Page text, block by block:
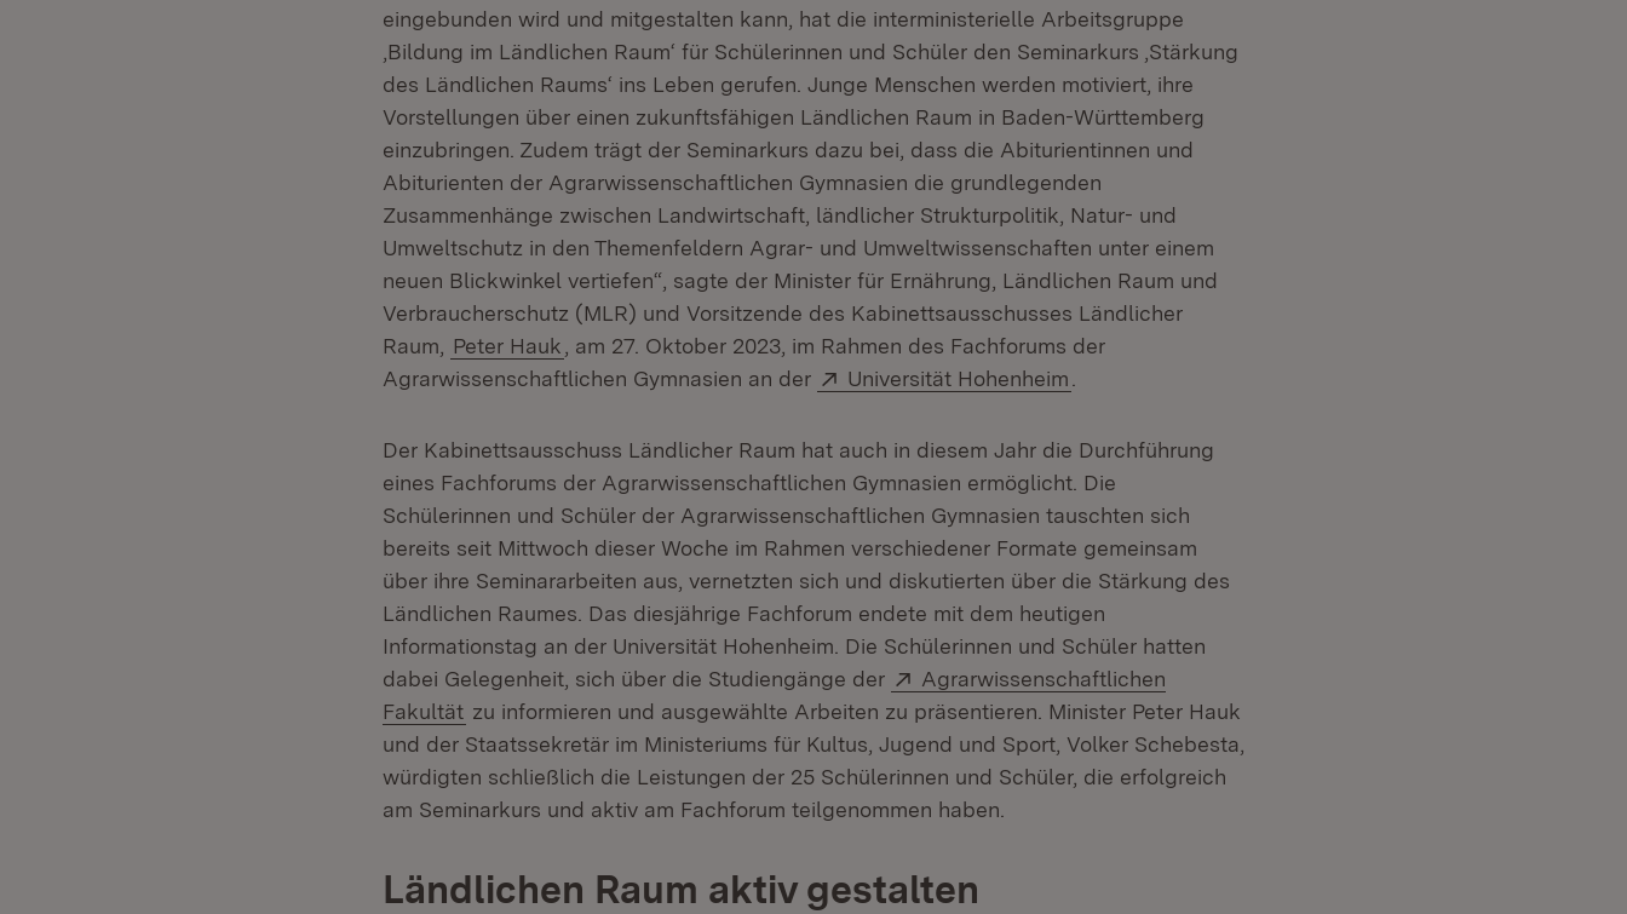
eingebunden wird und mitgestalten kann, hat die interministerielle Arbeitsgruppe
‚Bildung im Ländlichen Raum‘ für Schülerinnen und Schüler den Seminarkurs ‚Stärkung
des Ländlichen Raums‘ ins Leben gerufen. Junge Menschen werden motiviert, ihre
Vorstellungen über einen zukunftsfähigen Ländlichen Raum in Baden-Württemberg
einzubringen. Zudem trägt der Seminarkurs dazu bei, dass die Abiturientinnen und
Abiturienten der Agrarwissenschaftlichen Gymnasien die grundlegenden
Zusammenhänge zwischen Landwirtschaft, ländlicher Strukturpolitik, Natur- und
Umweltschutz in den Themenfeldern Agrar- und Umweltwissenschaften unter einem
neuen Blickwinkel vertiefen“, sagte der Minister für Ernährung, Ländlichen Raum und
Verbraucherschutz (MLR) und Vorsitzende des Kabinettsausschusses Ländlicher
Raum,
Peter Hauk
, am 27. Oktober 2023, im Rahmen des Fachforums der
Agrarwissenschaftlichen Gymnasien an der
Extern:
Universität Hohenheim
Der Kabinettsausschuss Ländlicher Raum hat auch in diesem Jahr die Durchführung
eines Fachforums der Agrarwissenschaftlichen Gymnasien ermöglicht. Die
Schülerinnen und Schüler der Agrarwissenschaftlichen Gymnasien tauschten sich
bereits seit Mittwoch dieser Woche im Rahmen verschiedener Formate gemeinsam
über ihre Seminararbeiten aus, vernetzten sich und diskutierten über die Stärkung des
Ländlichen Raumes. Das diesjährige Fachforum endete mit dem heutigen
Informationstag an der Universität Hohenheim. Die Schülerinnen und Schüler hatten
dabei Gelegenheit, sich über die Studiengänge der
Extern:
Agrarwissenschaftlichen
Fakultät (Öffnet in neuem Fenster)
zu informieren und ausgewählte Arbeiten zu präsentieren. Minister Peter Hauk
und der Staatssekretär im Ministeriums für Kultus, Jugend und Sport, Volker Schebesta,
würdigten schließlich die Leistungen der 25 Schülerinnen und Schüler, die erfolgreich
am Seminarkurs und aktiv am Fachforum teilgenommen haben.
Ländlichen Raum aktiv gestalten